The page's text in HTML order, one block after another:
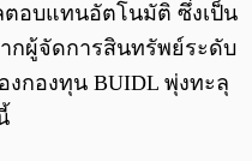
ตอบแทนอัตโนมัติ ซึ่งเป็น
ผู้จัดการสินทรัพย์ระดับ
กองทุน BUIDL พุ่งทะลุ